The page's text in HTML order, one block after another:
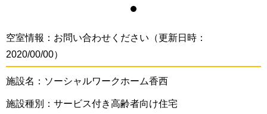
空室情報：お問い合わせください（更新日時：
2020/00/00）
施設名：ソーシャルワークホーム香西
施設種別：サービス付き高齢者向け住宅